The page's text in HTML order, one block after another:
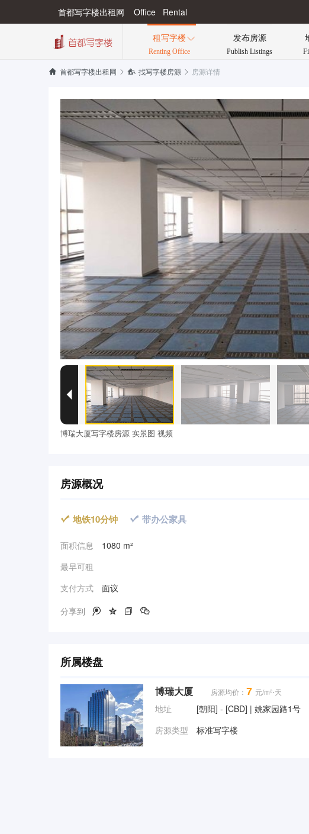
首都写字楼出租网 Office Rental
租写字楼
Renting Office
 发布房源
Publish Listings
 首都写字楼出租网   找写字楼房源  房源详情

博瑞大厦写字楼房源 实景图 视频
房源概况
 地铁10分钟  带办公家具
面积信息 1080 m²
最早可租
支付方式
面议
分享到
   
所属楼盘
博瑞大厦 房源均价： 7 元/m²⋅天
地址
[朝阳] - [CBD] | 姚家园路1号
房源类型
标准写字楼